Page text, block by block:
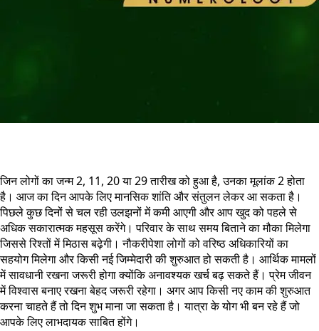
जिन लोगों का जन्म 2, 11, 20 या 29 तारीख को हुआ है, उनका मूलांक 2 होता
है। आज का दिन आपके लिए मानसिक शांति और संतुलन लेकर आ सकता है।
पिछले कुछ दिनों से चल रही उलझनों में कमी आएगी और आप खुद को पहले से
अधिक सकारात्मक महसूस करेंगे। परिवार के साथ समय बिताने का मौका मिलेगा
जिससे रिश्तों में मिठास बढ़ेगी। नौकरीपेशा लोगों को वरिष्ठ अधिकारियों का
सहयोग मिलेगा और किसी नई जिम्मेदारी की शुरुआत हो सकती है। आर्थिक मामलों
में सावधानी रखना जरूरी होगा क्योंकि अनावश्यक खर्च बढ़ सकते हैं। प्रेम जीवन
में विश्वास बनाए रखना बेहद जरूरी रहेगा। अगर आप किसी नए काम की शुरुआत
करना चाहते हैं तो दिन शुभ माना जा सकता है। यात्रा के योग भी बन रहे हैं जो
आपके लिए लाभदायक साबित होंगे।